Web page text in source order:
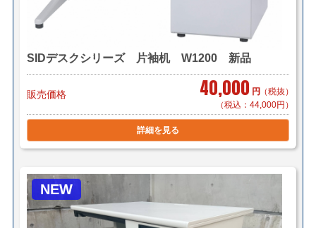
有り）
＊階段作業・経路養生は別途見積もり致します。
＊複数（他商品含む）ご購入の場合は同梱等、最良の方
法で送料を算出させて頂きます。
＊店頭引き渡し可能です。（要取り寄せ・来店予約）
SIDデスクシリーズ 片袖机 W1200 新品
販売価格 40,000 円 （税抜）
（税込：44,000円）
詳細を見る
NEW